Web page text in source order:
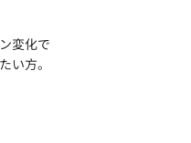
変化で
い方。